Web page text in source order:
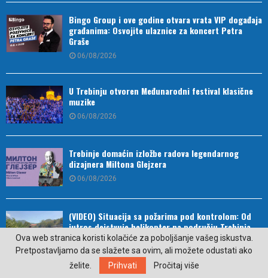
Bingo Group i ove godine otvara vrata VIP događaja
građanima: Osvojite ulaznice za koncert Petra
Graše
06/08/2026
U Trebinju otvoren Međunarodni festival klasične
muzike
06/08/2026
Trebinje domaćin izložbe radova legendarnog
dizajnera Miltona Glejzera
06/08/2026
(VIDEO) Situacija sa požarima pod kontrolom: Od
jutros dejstvuje helikopter na području Trebinja
06/08/2026
Ova web stranica koristi kolačiće za poboljšanje vašeg iskustva.
Pretpostavljamo da se slažete sa ovim, ali možete odustati ako
želite.
Prihvati Pročitaj više